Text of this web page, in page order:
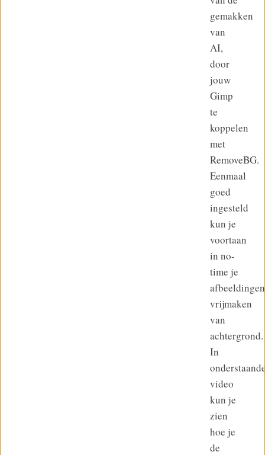
gemakken
van
AI,
door
jouw
Gimp
te
koppelen
met
RemoveBG.
Eenmaal
goed
ingesteld
kun je
voortaan
in no-
time je
afbeeldingen
vrijmaken
van
achtergrond.
In
video
kun je
zien
hoe je
de